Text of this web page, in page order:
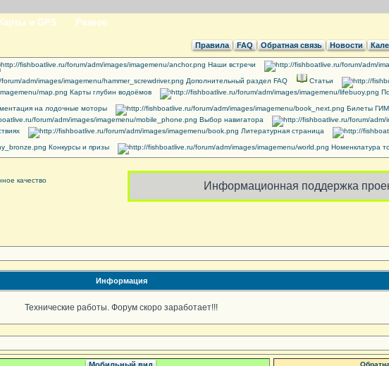
Карты и GPS Разное
Правила FAQ Обратная связь Новости
Наши встречи
Дополнительный раздел FAQ
Cтатьи
Карты глубин водоёмов
на лодочные моторы Билеты
Выбор навигатора
Литературная страница
Конкурсы и призы Номенклатура
Информационная поддержка
Информация
Технические работы. Форум скоро заработает!!!